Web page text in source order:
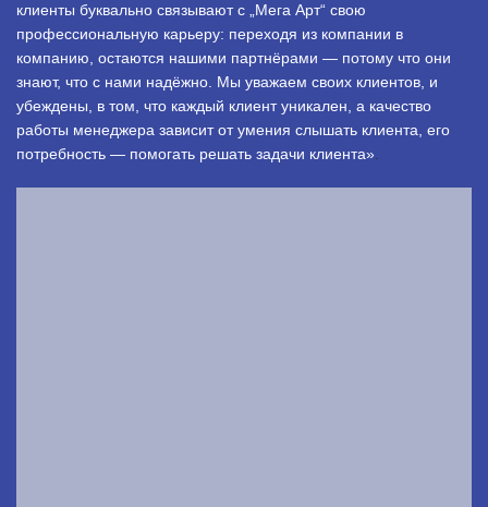
клиенты буквально связывают с „Мега Арт“ свою
профессиональную карьеру: переходя из компании в
компанию, остаются нашими партнёрами — потому что они
знают, что с нами надёжно. Мы уважаем своих клиентов, и
убеждены, в том, что каждый клиент уникален, а качество
работы менеджера зависит от умения слышать клиента, его
потребность — помогать решать задачи клиента».